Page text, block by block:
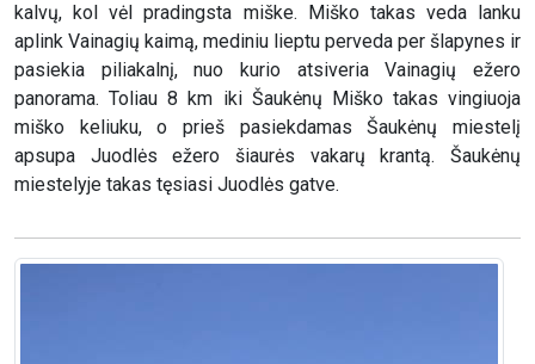
kalvų, kol vėl pradingsta miške. Miško takas veda lanku
aplink Vainagių kaimą, mediniu lieptu perveda per šlapynes ir
pasiekia piliakalnį, nuo kurio atsiveria Vainagių ežero
panorama. Toliau 8 km iki Šaukėnų Miško takas vingiuoja
miško keliuku, o prieš pasiekdamas Šaukėnų miestelį
apsupa Juodlės ežero šiaurės vakarų krantą. Šaukėnų
miestelyje takas tęsiasi Juodlės gatve.